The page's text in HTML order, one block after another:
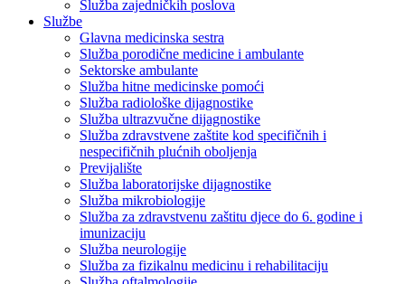
Služba zajedničkih poslova
Službe
Glavna medicinska sestra
Služba porodične medicine i ambulante
Sektorske ambulante
Služba hitne medicinske pomoći
Služba radiološke dijagnostike
Služba ultrazvučne dijagnostike
Služba zdravstvene zaštite kod specifičnih i
nespecifičnih plućnih oboljenja
Previjalište
Služba laboratorijske dijagnostike
Služba mikrobiologije
Služba za zdravstvenu zaštitu djece do 6. godine i
imunizaciju
Služba neurologije
Služba za fizikalnu medicinu i rehabilitaciju